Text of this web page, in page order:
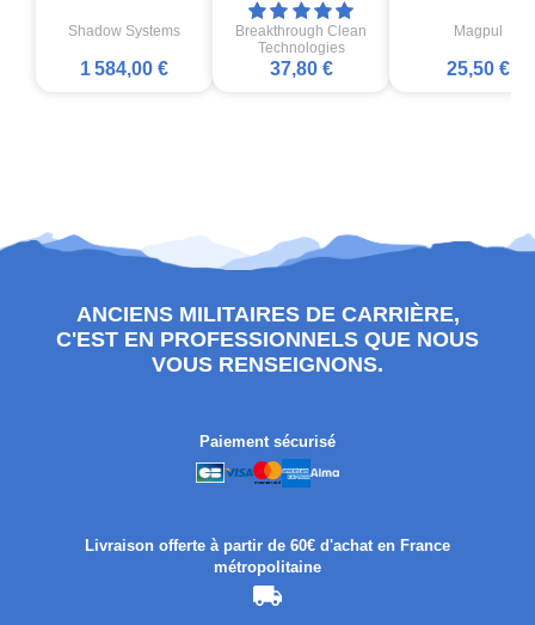
Shadow Systems
1 584,00 €
Breakthrough Clean
Technologies
37,80 €
Magpul
25,50 €
ANCIENS MILITAIRES DE CARRIÈRE,
C'EST EN PROFESSIONNELS QUE NOUS
VOUS RENSEIGNONS.
Paiement sécurisé
Livraison offerte à partir de 60€ d'achat en France
métropolitaine